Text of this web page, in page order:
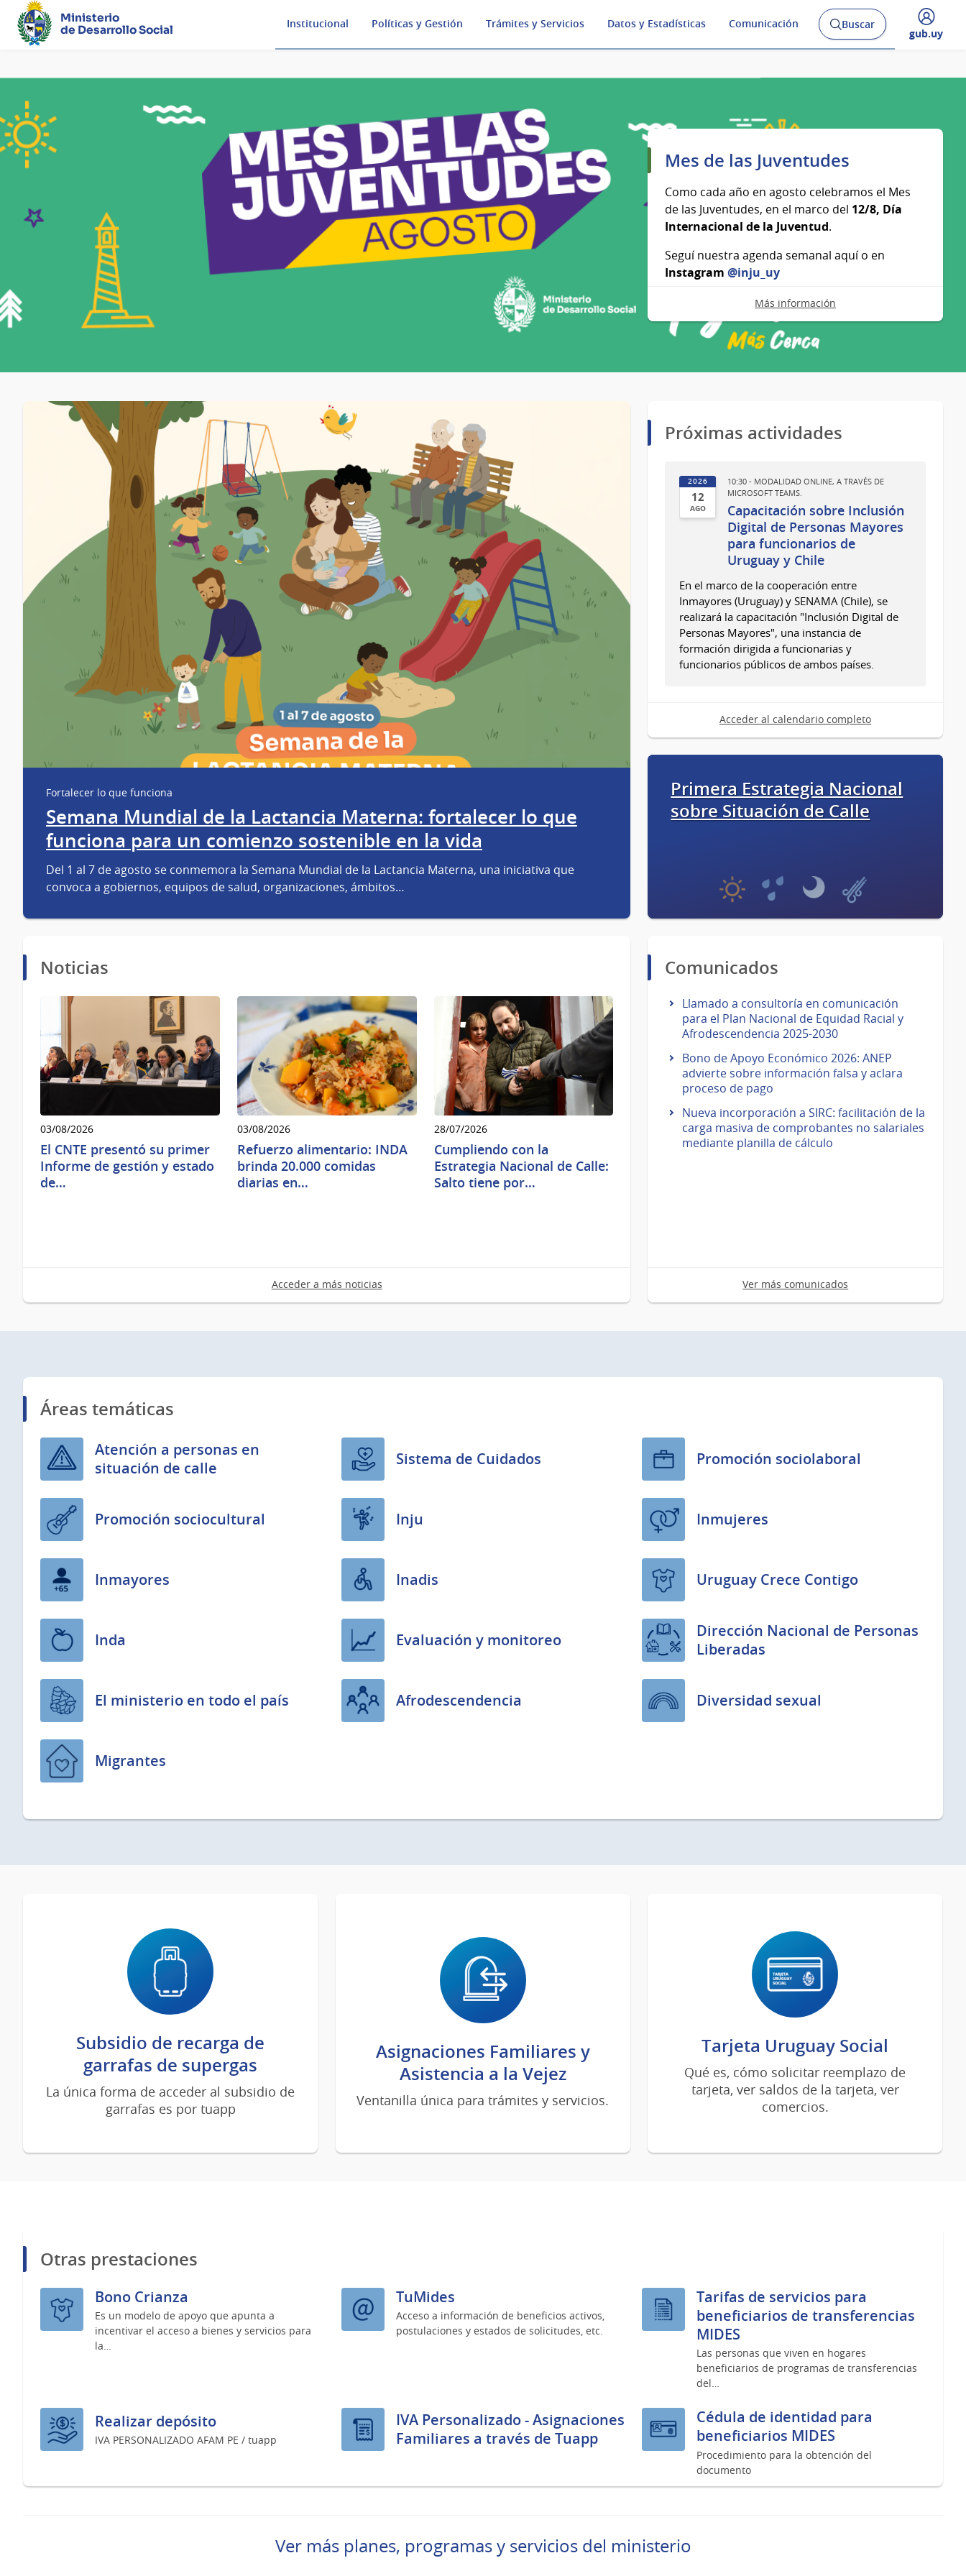
Ministerio
de Desarrollo Social
Institucional Políticas y Gestión Trámites y Servicios Datos y Estadísticas Comunicación
Abrir
buscador
Buscar
Desplegar
gub.uy
Página
principal
Mes de las Juventudes
Como cada año en agosto celebramos el Mes
de las Juventudes, en el marco del 12/8, Día
Internacional de la Juventud.
Seguí nuestra agenda semanal aquí o en
Instagram @inju_uy
Más información
Fortalecer lo que funciona
Semana Mundial de la Lactancia Materna: fortalecer lo que
funciona para un comienzo sostenible en la vida
Del 1 al 7 de agosto se conmemora la Semana Mundial de la Lactancia Materna, una iniciativa que
convoca a gobiernos, equipos de salud, organizaciones, ámbitos…
Próximas actividades
2026
12
AGO
del
2026
10:30 - MODALIDAD ONLINE, A TRAVÉS DE
MICROSOFT TEAMS.
Capacitación sobre Inclusión
Digital de Personas Mayores
para funcionarios de
Uruguay y Chile
En el marco de la cooperación entre
Inmayores (Uruguay) y SENAMA (Chile), se
realizará la capacitación "Inclusión Digital de
Personas Mayores", una instancia de
formación dirigida a funcionarias y
funcionarios públicos de ambos países.
Acceder al calendario completo
Primera Estrategia Nacional
sobre Situación de Calle
Noticias
03/08/2026
El CNTE presentó su primer
Informe de gestión y estado
de…
03/08/2026
Refuerzo alimentario: INDA
brinda 20.000 comidas
diarias en…
28/07/2026
Cumpliendo con la
Estrategia Nacional de Calle:
Salto tiene por…
Acceder a más noticias
Comunicados
Llamado a consultoría en comunicación
para el Plan Nacional de Equidad Racial y
Afrodescendencia 2025-2030
Bono de Apoyo Económico 2026: ANEP
advierte sobre información falsa y aclara
proceso de pago
Nueva incorporación a SIRC: facilitación de la
carga masiva de comprobantes no salariales
mediante planilla de cálculo
Ver más comunicados
Áreas temáticas
Atención a personas en
situación de calle
Sistema de Cuidados Promoción sociolaboral
Promoción sociocultural Inju Inmujeres
Inmayores Inadis Uruguay Crece Contigo
Inda Evaluación y monitoreo
Dirección Nacional de Personas
Liberadas
El ministerio en todo el país Afrodescendencia Diversidad sexual
Migrantes
Subsidio de recarga de
garrafas de supergas
La única forma de acceder al subsidio de
garrafas es por tuapp
Asignaciones Familiares y
Asistencia a la Vejez
Ventanilla única para trámites y servicios.
Tarjeta Uruguay Social
Qué es, cómo solicitar reemplazo de
tarjeta, ver saldos de la tarjeta, ver
comercios.
Otras prestaciones
Bono Crianza
Es un modelo de apoyo que apunta a
incentivar el acceso a bienes y servicios para
la…
TuMides
Acceso a información de beneficios activos,
postulaciones y estados de solicitudes, etc.
Tarifas de servicios para
beneficiarios de transferencias
MIDES
Las personas que viven en hogares
beneficiarios de programas de transferencias
del…
Realizar depósito
IVA PERSONALIZADO AFAM PE / tuapp
IVA Personalizado - Asignaciones
Familiares a través de Tuapp
Cédula de identidad para
beneficiarios MIDES
Procedimiento para la obtención del
documento
Ver más planes, programas y servicios del ministerio